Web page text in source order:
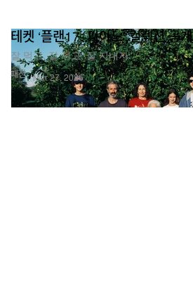
패션
테켓 ‘플랜17. 피아노’ 컬렉션 공개
잘 먹고, 잘 쉬고, 잘 지내자.
Mar 27, 2026